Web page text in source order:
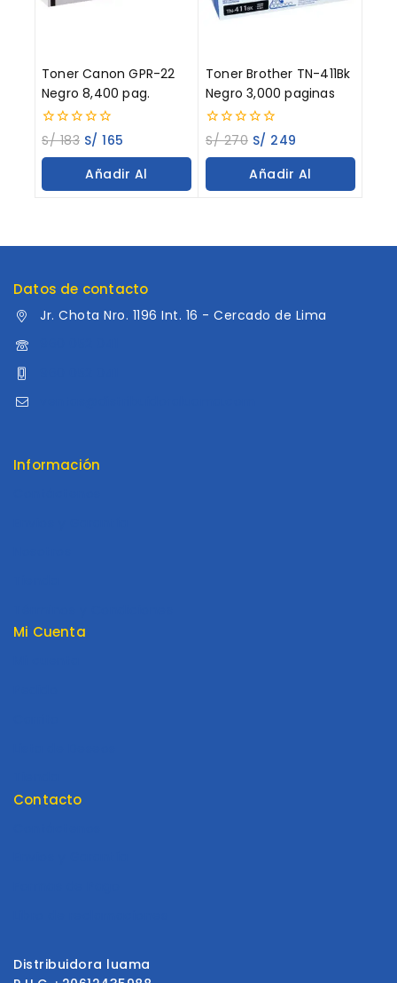
Toner Canon GPR-22
Negro 8,400 pag.
0
out
of
S/183 S/ 165
Añadir Al
Toner Brother TN-411Bk
Negro 3,000 paginas
0
out
of
S/270 S/ 249
Añadir Al
Datos de contacto
Jr. Chota Nro. 1196 Int. 16 - Cercado de Lima
Información
Mi Cuenta
Contacto
Distribuidora luama